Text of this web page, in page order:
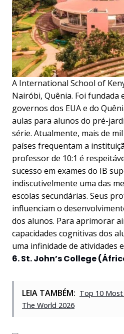
A International School of
Nairóbi, Quênia. Foi fundada
governos dos EUA e do
aulas para alunos do pré-
série. Atualmente, mais de
países frequentam a
professor de 10:1 é
sucesso em exames do IB
indiscutivelmente uma das
escolas secundárias. Seus
influenciam o
dos alunos. Para aprimorar
capacidades cognitivas dos
uma infinidade de atividades
6. St. John’s College
LEIA TAMBÉM: Top 10 Most
The World 2026